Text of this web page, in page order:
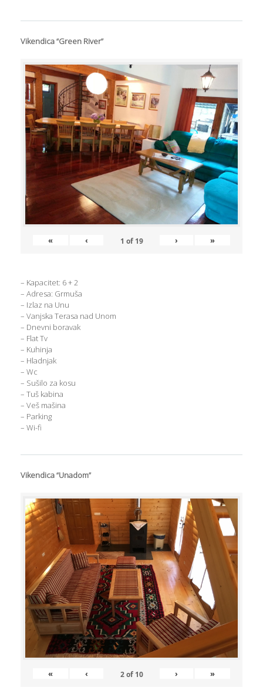
Vikendica “Green River”
« ‹ 1 of 19 › »
– Kapacitet: 6 + 2
– Adresa: Grmuša
– Izlaz na Unu
– Vanjska Terasa nad Unom
– Dnevni boravak
– Flat Tv
– Kuhinja
– Hladnjak
– Wc
– Sušilo za kosu
– Tuš kabina
– Veš mašina
– Parking
– Wi-fi
Vikendica “Unadom”
« ‹ 2of 10 › »